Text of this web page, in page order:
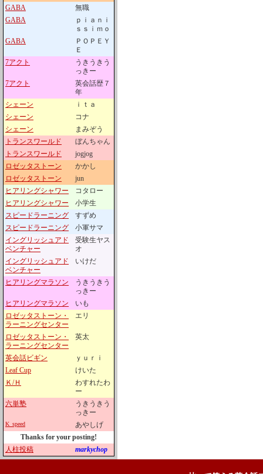
GABA
無職
GABA
ｐｉａｎｉ
ｓｓｉｍｏ
GABA
ＰＯＰＥＹ
Ｅ
7アクト
うきうきう
っきー
7アクト
英会話歴７
年
シェーン
ｉｔａ
シェーン
コナ
シェーン
まみぞう
トランスワールド
ぼんちゃん
トランスワールド
jogjog
ロゼッタストーン
かかし
ロゼッタストーン
jun
ヒアリングシャワー
コタロー
ヒアリングシャワー
小学生
スピードラーニング
すずめ
スピードラーニング
小軍サマ
イングリッシュアド
ベンチャー
受験生ヤス
オ
イングリッシュアド
ベンチャー
いけだ
ヒアリングマラソン
うきうきう
っきー
ヒアリングマラソン
いも
ロゼッタストーン・
ラーニングセンター
エリ
ロゼッタストーン・
ラーニングセンター
英太
英会話ビギン
ｙｕｒｉ
Leaf Cup
けいた
Ｋ/Ｈ
わすれたわ
ー
六単塾
うきうきう
っきー
K_speed
あやしげ
Thanks for your posting!
人柱投稿
markychop